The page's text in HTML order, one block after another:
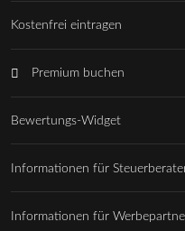
Kostenfrei eintragen
Premium buchen
Bewertungs-Widget
Informationen für
Informationen für